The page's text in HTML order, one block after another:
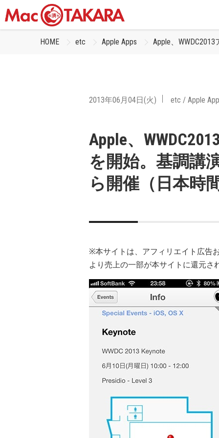
HOME etc Apple Apps Apple、
2013年06月04日(火) etc / Apple
Apple、
を開始。基調講
ら開催（日本時
※本サイトは、アフィリエイト広告
より売上の一部が本サイトに還元さ